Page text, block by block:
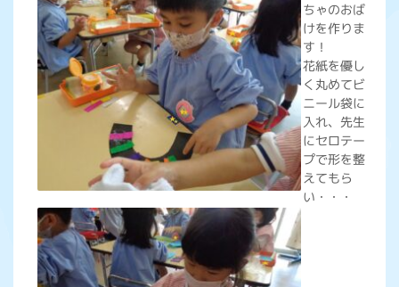
ちゃのおば
けを作りま
す！
花紙を優し
く丸めてビ
ニール袋に
入れ、先生
にセロテー
プで形を整
えてもら
い・・・